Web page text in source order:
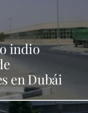
indio
en Dubái